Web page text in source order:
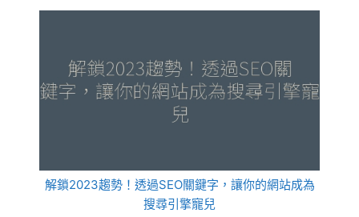
解鎖2023趨勢！透過SEO關鍵字，讓你的網站成為
搜尋引擎寵兒